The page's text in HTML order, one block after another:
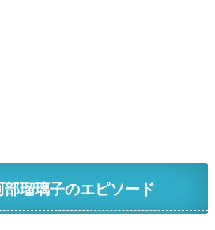
瑠璃子のエピソード